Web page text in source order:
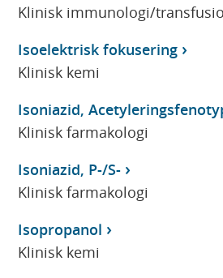
Klinisk immunologi/
Isoelektrisk fokusering
Klinisk kemi
Isoniazid,
Klinisk farmakologi
Isoniazid, P-/S-
Klinisk farmakologi
Isopropanol
Klinisk kemi